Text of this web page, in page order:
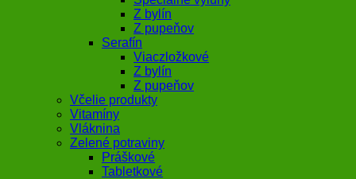
Z bylín
Z pupeňov
Serafín
Viaczložkové
Z bylín
Z pupeňov
Včelie produkty
Vitamíny
Vláknina
Zelené potraviny
Práškové
Tabletkové